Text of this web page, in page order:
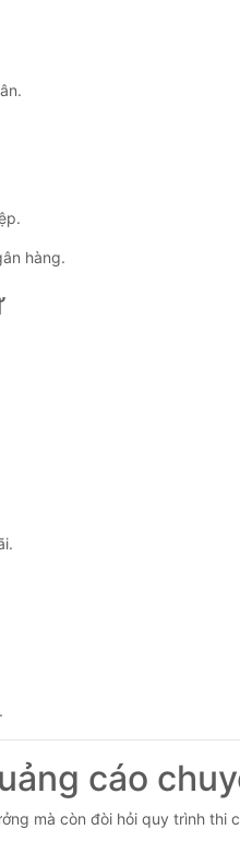
hàng.
cáo
mà còn đòi hỏi quy trình thi